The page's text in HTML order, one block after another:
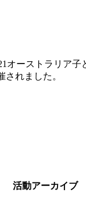
オーストラリア子
されました。
活動アーカイブ